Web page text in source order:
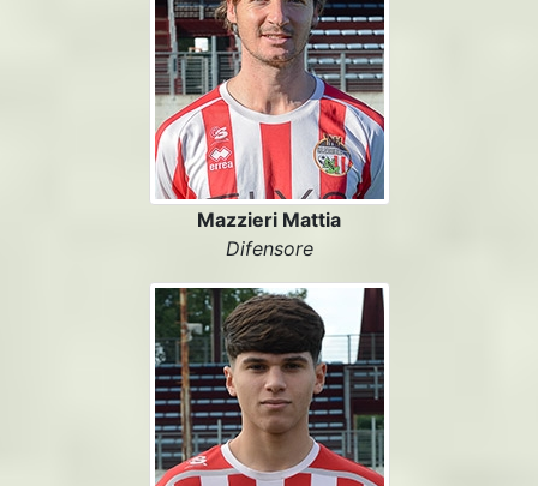
Mazzieri Mattia
Difensore